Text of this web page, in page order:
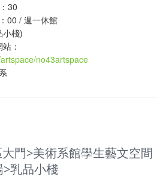
30
00 / 週一休館
小棧)
：
no43artspace
門>美術系館學生藝文空間
乳品小棧